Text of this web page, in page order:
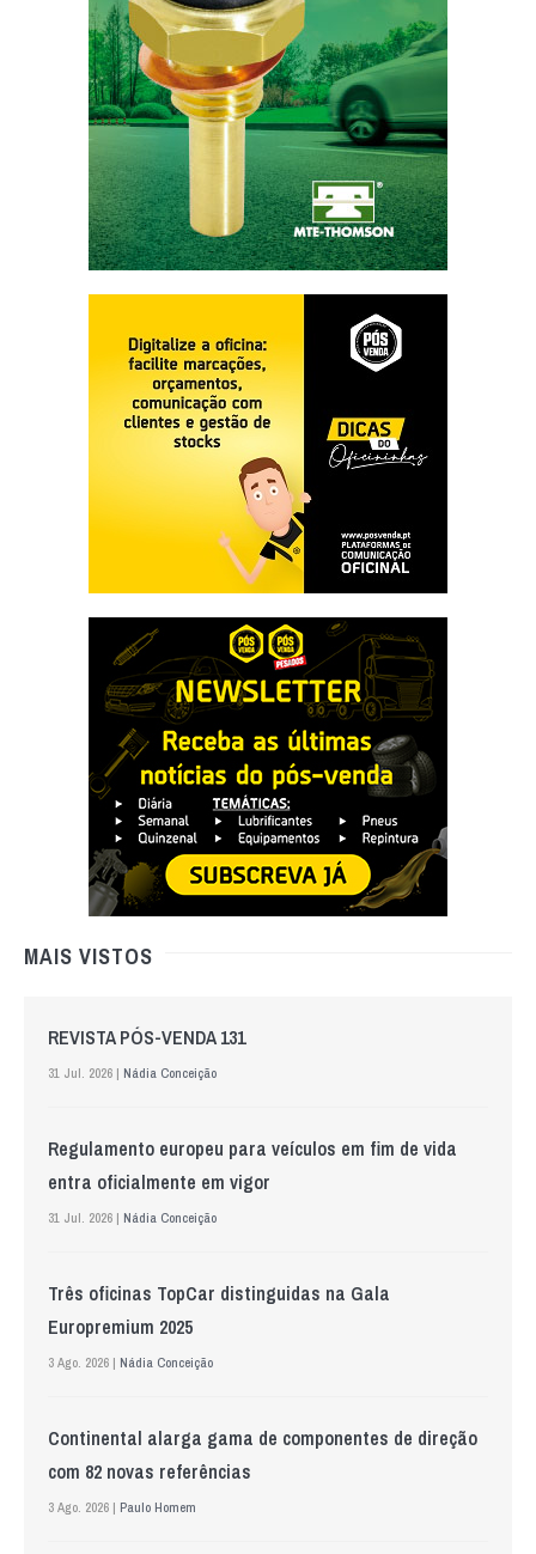
MAIS VISTOS
REVISTA PÓS-VENDA 131
31 Jul. 2026 | Nádia Conceição
Regulamento europeu para veículos em fim de vida
entra oficialmente em vigor
31 Jul. 2026 | Nádia Conceição
Três oficinas TopCar distinguidas na Gala
Europremium 2025
3 Ago. 2026 | Nádia Conceição
Continental alarga gama de componentes de direção
com 82 novas referências
3 Ago. 2026 | Paulo Homem